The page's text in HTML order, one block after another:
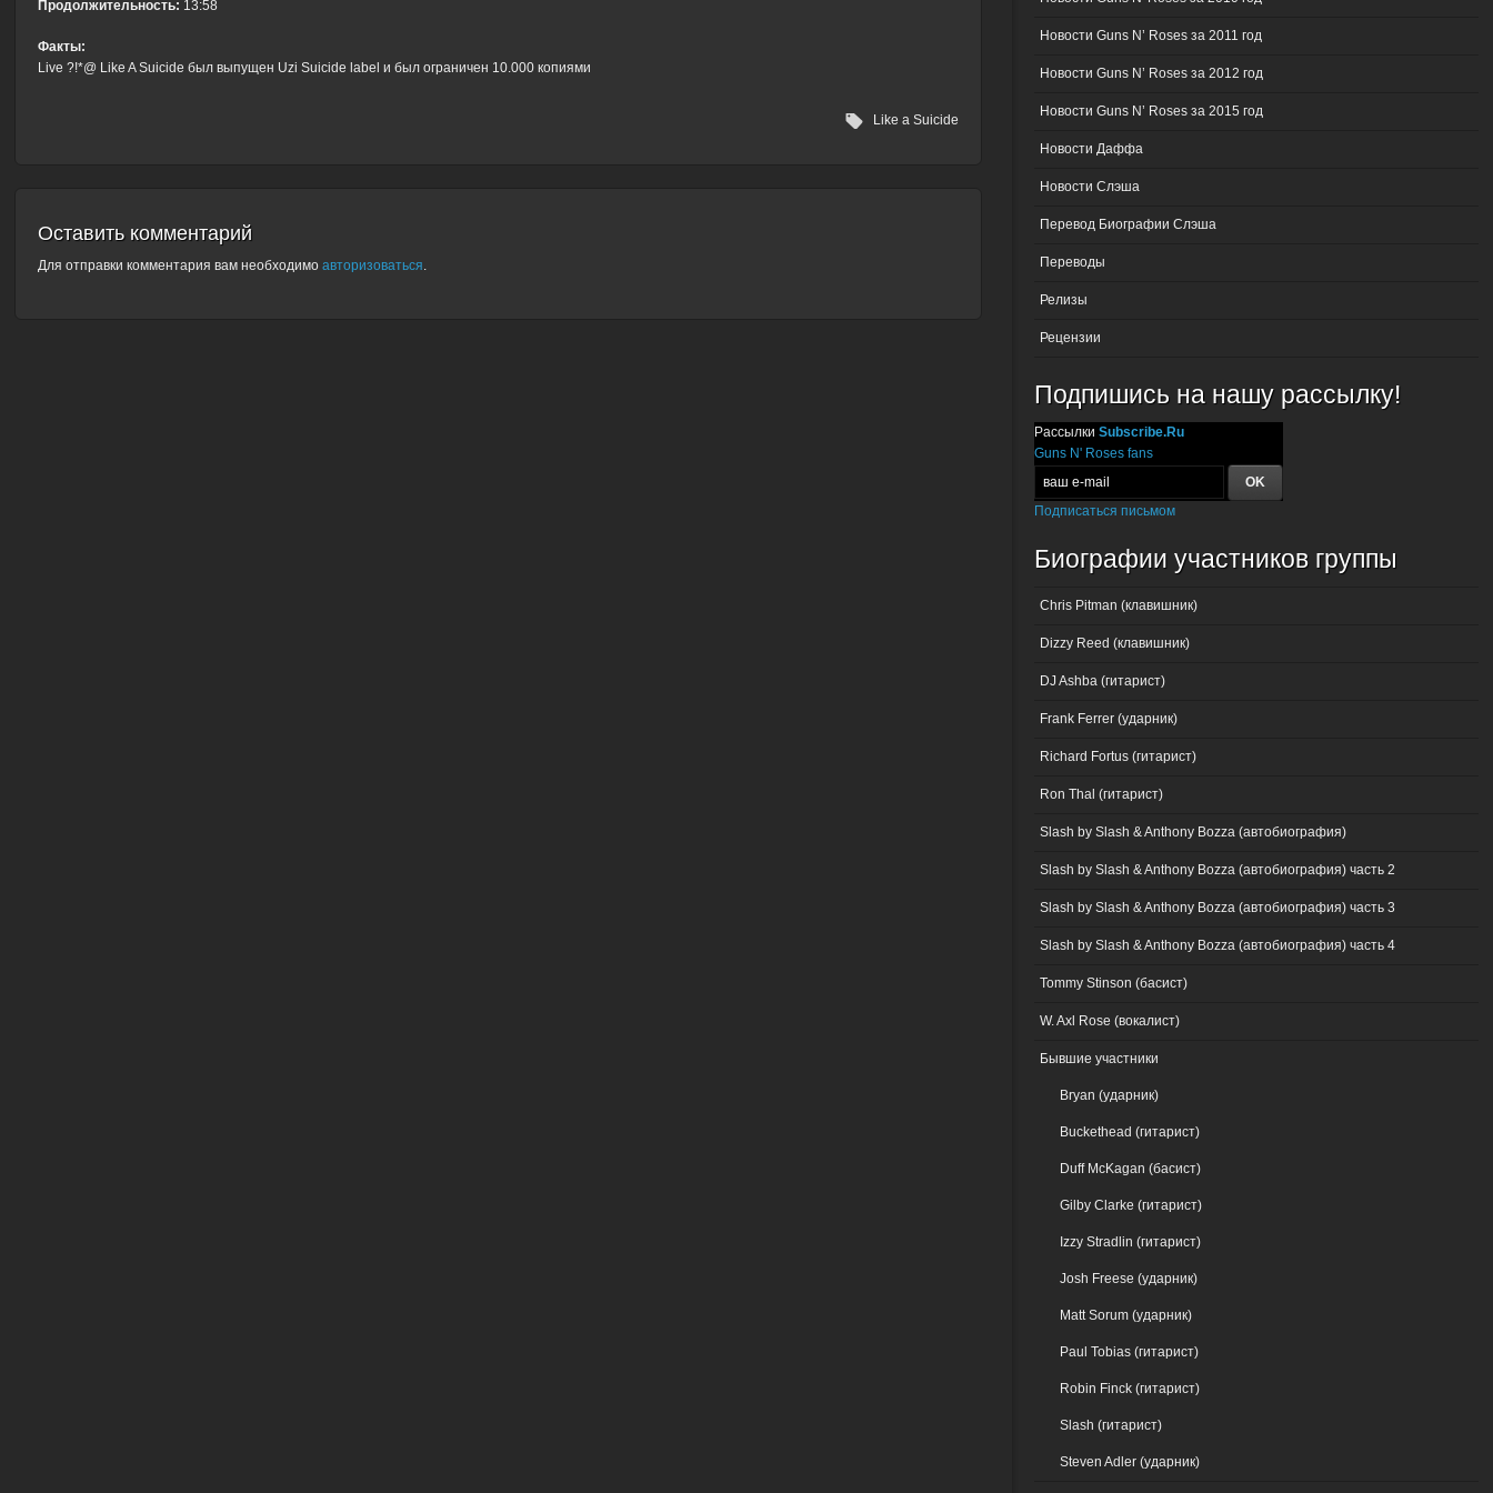
Продолжительность: 13:58
Факты:
Live ?!*@ Like A Suicide был выпущен Uzi Suicide label и был ограничен 10.000 копиями
Like a Suicide
Оставить комментарий
Для отправки комментария вам необходимоавторизоваться.
Новости Guns N’ Roses за 2011 год
Новости Guns N’ Roses за 2012 год
Новости Guns N’ Roses за 2015 год
Новости Даффа
Новости Слэша
Перевод Биографии Слэша
Переводы
Релизы
Рецензии
Подпишись на нашу рассылку!
Рассылки Subscribe.Ru
Guns N' Roses fans
Подписаться письмом
Биографии участников группы
Chris Pitman (клавишник)
Dizzy Reed (клавишник)
DJ Ashba (гитарист)
Frank Ferrer (ударник)
Richard Fortus (гитарист)
Ron Thal (гитарист)
Slash by Slash & Anthony Bozza (автобиография)
Slash by Slash & Anthony Bozza (автобиография) часть 2
Slash by Slash & Anthony Bozza (автобиография) часть 3
Slash by Slash & Anthony Bozza (автобиография) часть 4
Tommy Stinson (басист)
W. Axl Rose (вокалист)
Бывшие участники
Bryan (ударник)
Buckethead (гитарист)
Duff McKagan (басист)
Gilby Clarke (гитарист)
Izzy Stradlin (гитарист)
Josh Freese (ударник)
Matt Sorum (ударник)
Paul Tobias (гитарист)
Robin Finck (гитарист)
Slash (гитарист)
Steven Adler (ударник)